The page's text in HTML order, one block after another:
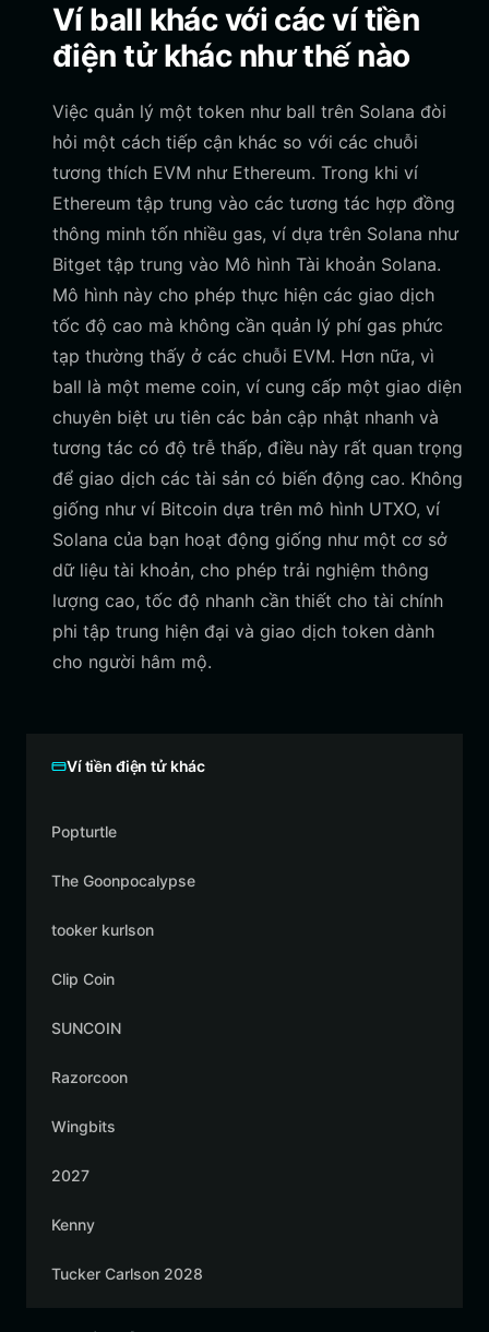
Ví ball khác với các ví tiền
điện tử khác như thế nào
Việc quản lý một token như ball trên Solana đòi
hỏi một cách tiếp cận khác so với các chuỗi
tương thích EVM như Ethereum. Trong khi ví
Ethereum tập trung vào các tương tác hợp đồng
thông minh tốn nhiều gas, ví dựa trên Solana như
Bitget tập trung vào Mô hình Tài khoản Solana.
Mô hình này cho phép thực hiện các giao dịch
tốc độ cao mà không cần quản lý phí gas phức
tạp thường thấy ở các chuỗi EVM. Hơn nữa, vì
ball là một meme coin, ví cung cấp một giao diện
chuyên biệt ưu tiên các bản cập nhật nhanh và
tương tác có độ trễ thấp, điều này rất quan trọng
để giao dịch các tài sản có biến động cao. Không
giống như ví Bitcoin dựa trên mô hình UTXO, ví
Solana của bạn hoạt động giống như một cơ sở
dữ liệu tài khoản, cho phép trải nghiệm thông
lượng cao, tốc độ nhanh cần thiết cho tài chính
phi tập trung hiện đại và giao dịch token dành
cho người hâm mộ.
Ví tiền điện tử khác
Popturtle
The Goonpocalypse
tooker kurlson
Clip Coin
SUNCOIN
Razorcoon
Wingbits
2027
Kenny
Tucker Carlson 2028